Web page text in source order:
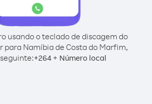
usando o teclado de discagem do
para Namíbia de Costa do Marfim,
+264 + Número local